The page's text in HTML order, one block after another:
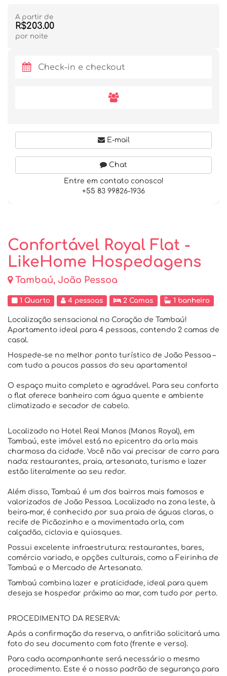
Confortável Royal Flat -
LikeHome Hospedagens
Tambaú, João Pessoa
1 Quarto 4 pessoas 2 Camas 1 banheiro
Localização sensacional no Coração de Tambaú!
Apartamento ideal para 4 pessoas, contendo 2 camas de
casal.
Hospede-se no melhor ponto turístico de João Pessoa –
com tudo a poucos passos do seu apartamento!
O espaço muito completo e agradável. Para seu conforto
o flat oferece banheiro com água quente e ambiente
climatizado e secador de cabelo.
Localizado no Hotel Real Manos (Manos Royal), em
Tambaú, este imóvel está no epicentro da orla mais
charmosa da cidade. Você não vai precisar de carro para
nada: restaurantes, praia, artesanato, turismo e lazer
estão literalmente ao seu redor.
Além disso, Tambaú é um dos bairros mais famosos e
valorizados de João Pessoa. Localizado na zona leste, à
beira-mar, é conhecido por sua praia de águas claras, o
recife de Picãozinho e a movimentada orla, com
calçadão, ciclovia e quiosques.
Possui excelente infraestrutura: restaurantes, bares,
comércio variado, e opções culturais, como a Feirinha de
Tambaú e o Mercado de Artesanato.
Tambaú combina lazer e praticidade, ideal para quem
deseja se hospedar próximo ao mar, com tudo por perto.
PROCEDIMENTO DA RESERVA:
Após a confirmação da reserva, o anfitrião solicitará uma
foto do seu documento com foto (frente e verso).
Para cada acompanhante será necessário o mesmo
procedimento. Este é o nosso padrão de segurança para
A partir de
R$203.00
por noite
E-mail
Chat
Entre em contato conosco!
+55 83 99826-1936